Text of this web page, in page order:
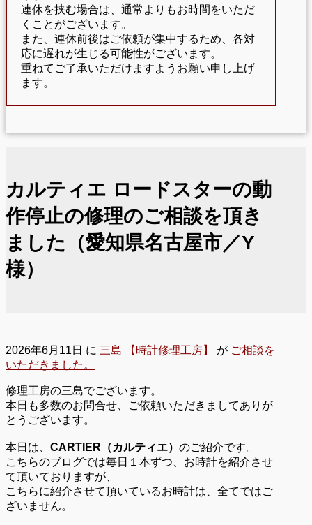
連休を挟む場合は、通常よりもお時間をいただ
くことがございます。
また、連休前後はご依頼が集中するため、各対
応に遅れが生じる可能性がございます。
重ねてご了承いただけますようお願い申し上げ
ます。
カルティエ ロードスターの動
作停止の修理のご相談を頂き
ました（愛知県名古屋市／Y
様）
2026年6月11日 に 三島 【時計修理工房】 が ご相談を
いただきました。
修理工房の三島でございます。
本日も多数のお問合せ、ご依頼いただきましてありが
とうございます。
本日は、 CARTIER（カルティエ） のご紹介です。
こちらのブログでは毎日１本ずつ、お時計を紹介させ
て頂いておりますが、
こちらに紹介させて頂いているお時計は、全てではご
ざいません。